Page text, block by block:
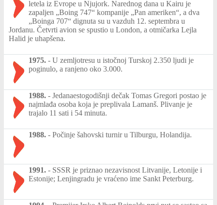
letela iz Evrope u Njujork. Narednog dana u Kairu je
zapaljen „Boing 747“ kompanije „Pan ameriken“, a dva
„Boinga 707“ dignuta su u vazduh 12. septembra u
Jordanu. Četvrti avion se spustio u London, a otmičarka Lejla
Halid je uhapšena.
1975. - U zemljotresu u istočnoj Turskoj 2.350 ljudi je
poginulo, a ranjeno oko 3.000.
1988. - Jedanaestogodišnji dečak Tomas Gregori postao je
najmlađa osoba koja je preplivala Lamanš. Plivanje je
trajalo 11 sati i 54 minuta.
1988. - Počinje šahovski turnir u Tilburgu, Holandija.
1991. - SSSR je priznao nezavisnost Litvanije, Letonije i
Estonije; Lenjingradu je vraćeno ime Sankt Peterburg.